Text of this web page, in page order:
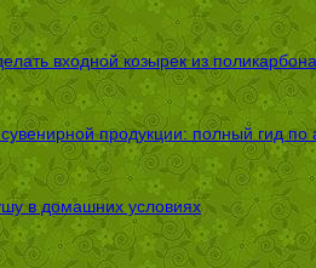
входной козырек из
продукции: полный гид по
в домашних условиях